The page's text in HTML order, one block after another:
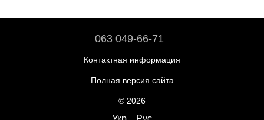
063 049-66-71
Контактная информация
Полная версия сайта
© 2026